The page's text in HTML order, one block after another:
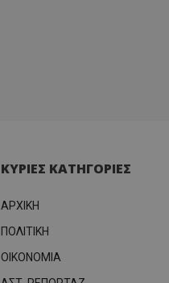
ΚΥΡΙΕΣ ΚΑΤΗΓΟΡΙΕΣ
ΑΡΧΙΚΗ
ΠΟΛΙΤΙΚΗ
OIKONOMIA